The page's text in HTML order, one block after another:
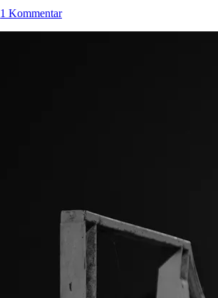
1 Kommentar